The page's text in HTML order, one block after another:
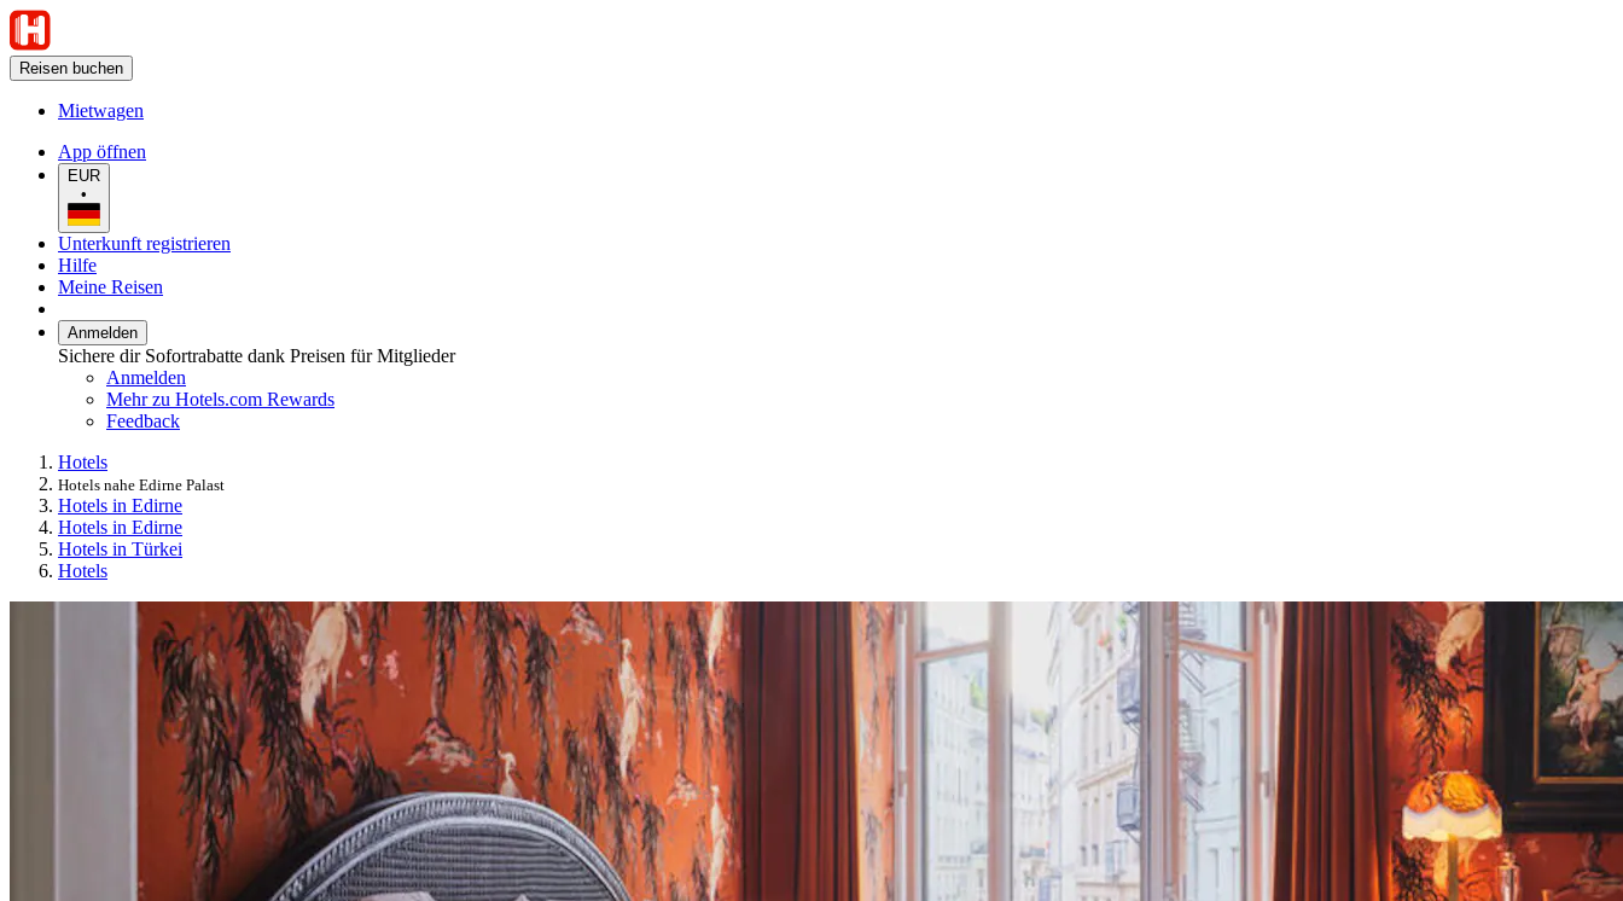
Reisen buchen
Mietwagen
App öffnen
EUR
•
Unterkunft registrieren
Hilfe
Meine Reisen
Anmelden
Sichere dir Sofortrabatte dank Preisen für Mitglieder
Anmelden
Mehr zu Hotels.com Rewards
Feedback
Hotels
Hotels nahe Edirne Palast
Hotels in Edirne
Hotels in Edirne
Hotels in Türkei
Hotels